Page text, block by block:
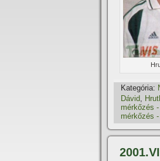
Kategória:
Dávid,
mérkőzés
mérkőzés